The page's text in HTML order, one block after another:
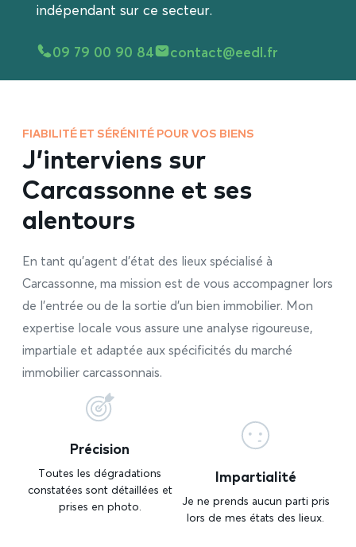
indépendant sur ce secteur.
09 79 00 90 84 contact@eedl.fr
FIABILITÉ ET SÉRÉNITÉ POUR VOS BIENS
J’interviens sur
Carcassonne et ses
alentours
En tant qu’agent d’état des lieux spécialisé à
Carcassonne, ma mission est de vous accompagner lors
de l’entrée ou de la sortie d’un bien immobilier. Mon
expertise locale vous assure une analyse rigoureuse,
impartiale et adaptée aux spécificités du marché
immobilier carcassonnais.
Précision
Toutes les dégradations
constatées sont détaillées et
prises en photo.
Impartialité
Je ne prends aucun parti pris
lors de mes états des lieux.